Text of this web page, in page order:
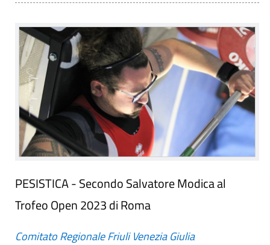
PESISTICA - Secondo Salvatore Modica al
Trofeo Open 2023 di Roma
Comitato Regionale Friuli Venezia Giulia